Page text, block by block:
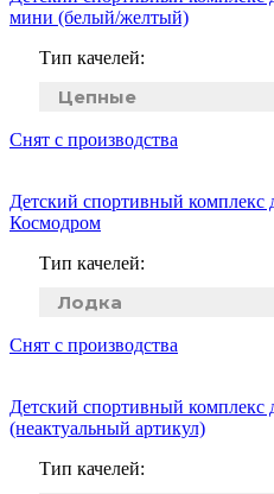
мини (белый/желтый)
Тип качелей:
Цепные
Снят с производства
Детский спортивный комплекс
Космодром
Тип качелей:
Лодка
Снят с производства
Детский спортивный
(неактуальный артикул)
Тип качелей: